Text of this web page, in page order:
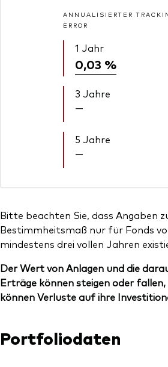
ANNUALISIERTER
ERROR
1 Jahr
0,03 %
3 Jahre
—
5 Jahre
—
Bitte beachten Sie, dass Angaben
Bestimmheitsmaß nur für Fonds
mindestens drei vollen Jahren
Der Wert von Anlagen und die
Erträge können steigen oder
können Verluste auf ihre
Portfoliodaten